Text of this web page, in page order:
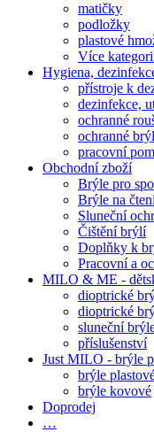
matičky
podložky
plastové
Více
Hygiena,
přístroje k
dezinfekce,
ochranné
ochranné
pracovní
Obchodní zboží
Brýle pro
Brýle na
Sluneční
Čištění brýlí
Doplňky k
Pracovní a
MILO & ME -
dioptrické
dioptrické
sluneční
příslušenství
Just MILO - brýle
brýle
brýle kovové
Doprodej
…